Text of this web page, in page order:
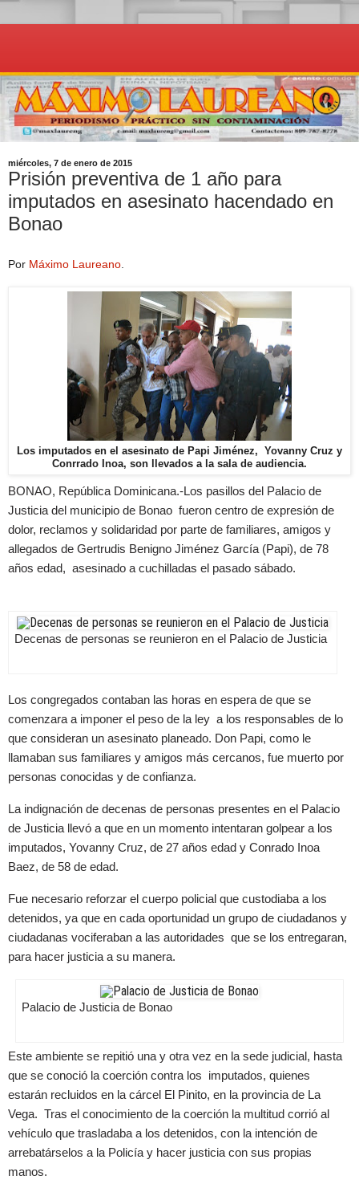
miércoles, 7 de enero de 2015
Prisión preventiva de 1 año para
imputados en asesinato hacendado en
Bonao
Por Máximo Laureano
Los imputados en el asesinato de Papi Jiménez, Yovanny Cruz y
Conrrado Inoa, son llevados a la sala de audiencia.
BONAO, República Dominicana.-Los pasillos del Palacio de
Justicia del municipio de Bonao fueron centro de expresión de
dolor, reclamos y solidaridad por parte de familiares, amigos y
allegados de Gertrudis Benigno Jiménez García (Papi), de 78
años edad, asesinado a cuchilladas el pasado sábado.
Decenas de personas se reunieron en el Palacio de Justicia
Los congregados contaban las horas en espera de que se
comenzara a imponer el peso de la ley a los responsables de lo
que consideran un asesinato planeado. Don Papi, como le
llamaban sus familiares y amigos más cercanos, fue muerto por
personas conocidas y de confianza.
La indignación de decenas de personas presentes en el Palacio
de Justicia llevó a que en un momento intentaran golpear a los
imputados, Yovanny Cruz, de 27 años edad y Conrado Inoa
Baez, de 58 de edad.
Fue necesario reforzar el cuerpo policial que custodiaba a los
detenidos, ya que en cada oportunidad un grupo de ciudadanos y
ciudadanas vociferaban a las autoridades que se los entregaran,
para hacer justicia a su manera.
Palacio de Justicia de Bonao
Este ambiente se repitió una y otra vez en la sede judicial, hasta
que se conoció la coerción contra los imputados, quienes
estarán recluidos en la cárcel El Pinito, en la provincia de La
Vega. Tras el conocimiento de la coerción la multitud corrió al
vehículo que trasladaba a los detenidos, con la intención de
arrebatárselos a la Policía y hacer justicia con sus propias
manos.